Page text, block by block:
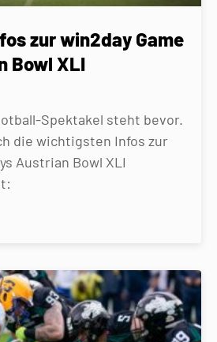
zur win2day Game
Bowl XLI
Spektakel steht bevor.
die wichtigsten Infos zur
Austrian Bowl XLI